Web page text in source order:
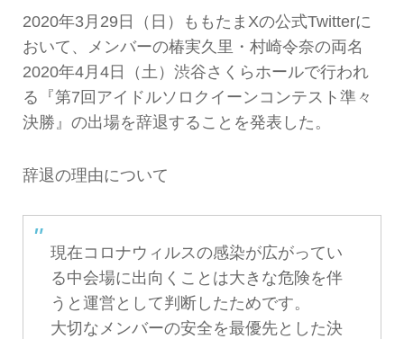
2020年3月29日（日）ももたまXの公式Twitterに
おいて、メンバーの椿実久里・村崎令奈の両名
2020年4月4日（土）渋谷さくらホールで行われ
る『第7回アイドルソロクイーンコンテスト準々
決勝』の出場を辞退することを発表した。
辞退の理由について
現在コロナウィルスの感染が広がってい
る中会場に出向くことは大きな危険を伴
うと運営として判断したためです。
大切なメンバーの安全を最優先とした決